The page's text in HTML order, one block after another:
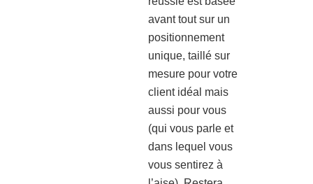
avant tout sur un
positionnement
unique, taillé sur
mesure pour votre
client idéal mais
aussi pour vous
(qui vous parle et
dans lequel vous
vous sentirez à